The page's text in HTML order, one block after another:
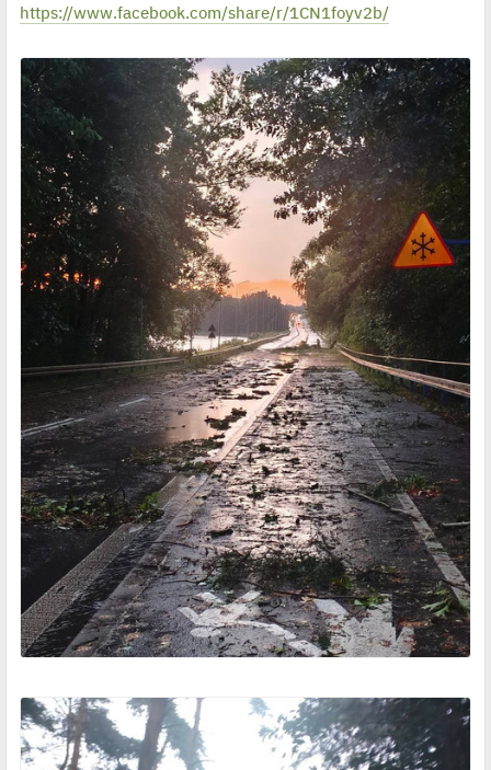
n
c
y
p
o
s
t
https://www.facebook.com/share/r/1CN1foyv2b/